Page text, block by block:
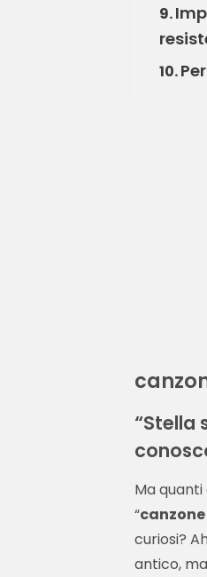
9.
10.
“Stella
Ma
“
curiosi?
antico,